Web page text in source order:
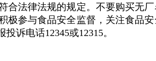
法律法规的规定。不要购买无
参与食品安全监督，关注食品
诉电话12345或12315。